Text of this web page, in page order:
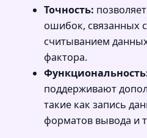
Точность:
ошибок, связанных
считыванием
фактора.
поддерживают
такие как запись
форматов вывода и